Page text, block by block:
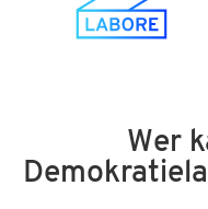
Wer